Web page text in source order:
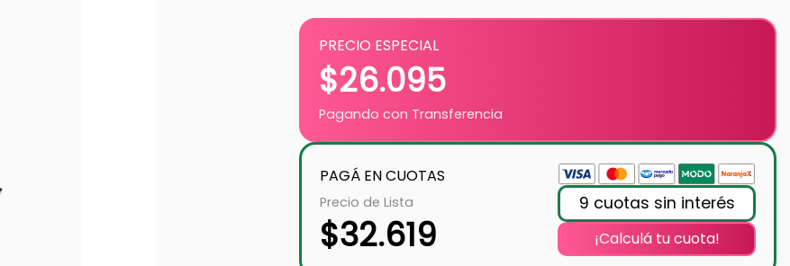
PRECIO ESPECIAL
$26.095
Pagando con Transferencia
PAGÁ EN CUOTAS
Precio de Lista
$32.619
9 cuotas sin interés
¡Calculá tu cuota!